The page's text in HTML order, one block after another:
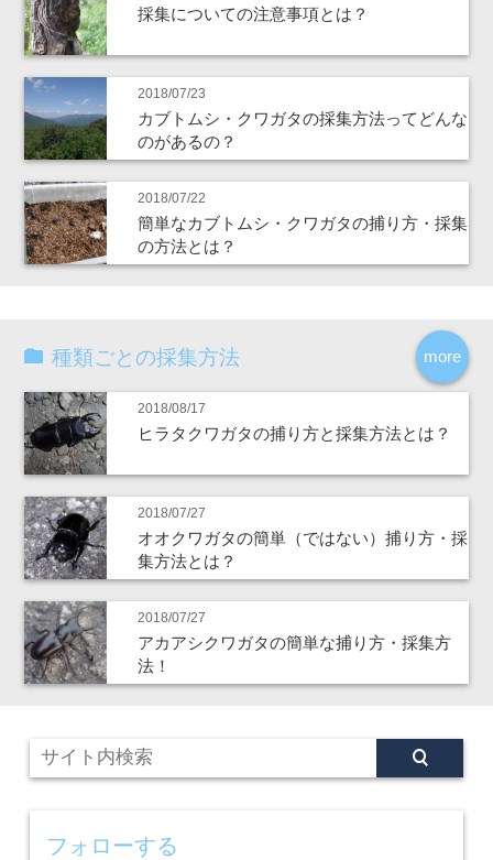
採集についての注意事項とは？
2018/07/23
カブトムシ・クワガタの採集方法ってどんな
のがあるの？
2018/07/22
簡単なカブトムシ・クワガタの捕り方・採集
の方法とは？
more
種類ごとの採集方法
2018/08/17
ヒラタクワガタの捕り方と採集方法とは？
2018/07/27
オオクワガタの簡単（ではない）捕り方・採
集方法とは？
2018/07/27
アカアシクワガタの簡単な捕り方・採集方
法！
フォローする